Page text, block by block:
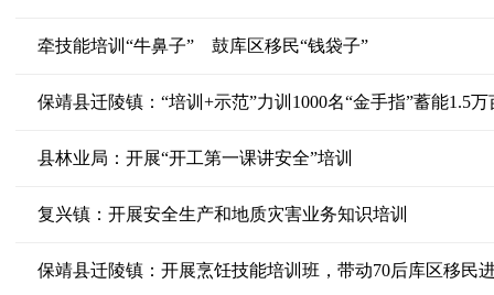
牵技能培训“牛鼻子” 鼓库区移民“钱袋子”
保靖县迁陵镇：“培训+示范”力训1000名“金手指”蓄能1.5
县林业局：开展“开工第一课讲安全”培训
复兴镇：开展安全生产和地质灾害业务知识培训
保靖县迁陵镇：开展烹饪技能培训班，带动70后库区移民